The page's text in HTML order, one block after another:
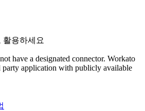
활용하세요
have a designated connector. Workato
party application with publicly available